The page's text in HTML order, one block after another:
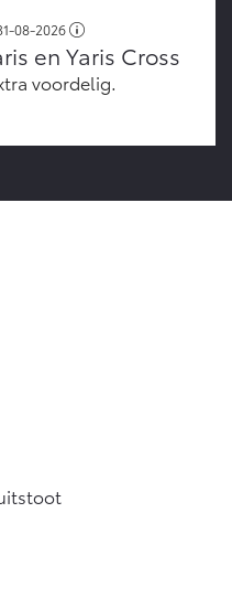
08-2026
en Yaris Cross
voordelig.